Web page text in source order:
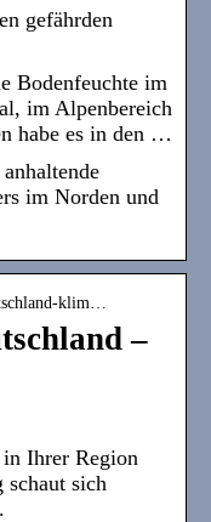
gefährden
Bodenfeuchte im
im Alpenbereich
habe es in den …
im Norden und
klim…
–
Ihrer Region
sich